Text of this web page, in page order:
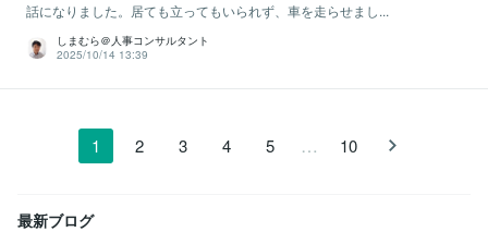
話になりました。居ても立ってもいられず、車を走らせまし...
しまむら＠人事コンサルタント
2025/10/14 13:39
1 2 3 4 5 … 10
最新ブログ